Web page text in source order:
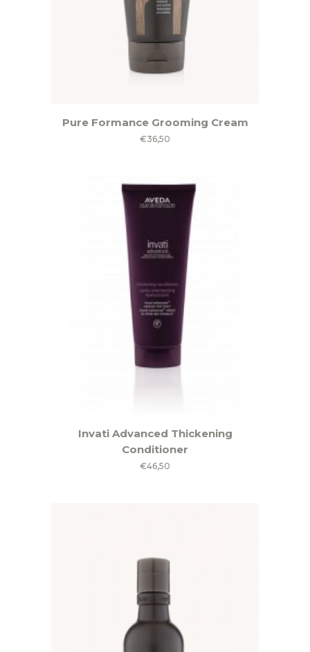
Pure Formance Grooming Cream
€36,50
Invati Advanced Thickening
Conditioner
€46,50